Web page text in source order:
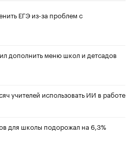
ЕГЭ из-за проблем с
дополнить меню школ и детсадов
учителей использовать ИИ в работе
для школы подорожал на 6,3%